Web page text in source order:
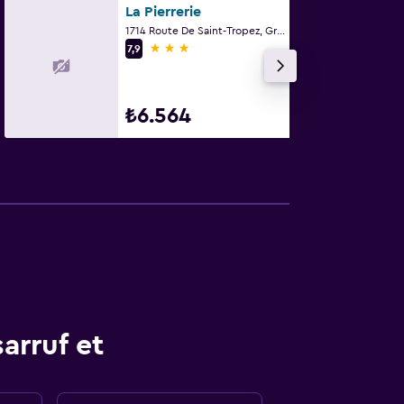
La Pierrerie
1714 Route De Saint-Tropez, Grimaud, Var
7,9
3 yıldız
₺6.564
et